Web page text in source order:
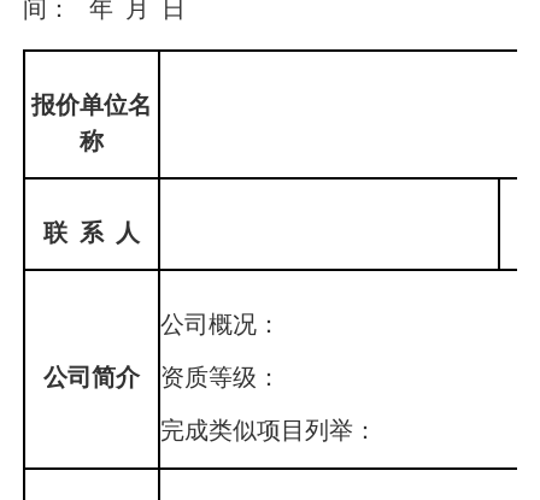
间： 年 月 日
报价单位名
称
联 系 人
公司简介
公司概况：
资质等级：
完成类似项目列举：